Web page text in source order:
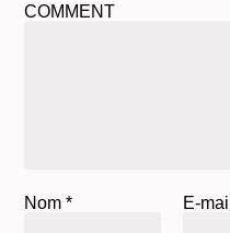
COMMENT
Nom* E-mail